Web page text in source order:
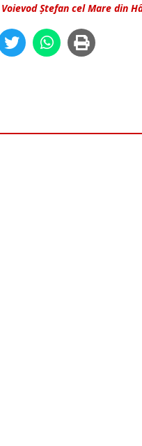
Ștefan cel Mare din